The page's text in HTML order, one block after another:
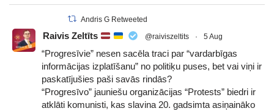
Andris G Retweeted
Raivis Zeltīts @raiviszeltits · 5 Aug
“Progresīvie” nesen sacēla traci par “vardarbīgas
informācijas izplatīšanu” no politiķu puses, bet vai viņi ir
paskatījušies paši savās rindās?
“Progresīvo” jauniešu organizācijas “Protests” biedri ir
atklāti komunisti, kas slavina 20. gadsimta asiņaināko